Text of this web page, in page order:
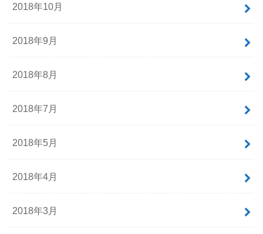
2018年10月
2018年9月
2018年8月
2018年7月
2018年5月
2018年4月
2018年3月